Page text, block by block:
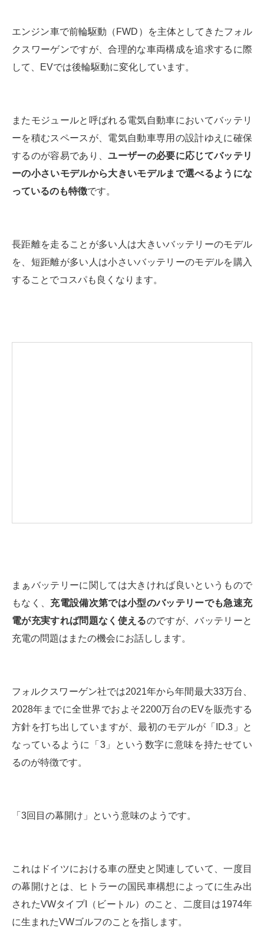
エンジン車で前輪駆動（FWD）を主体としてきたフォル
クスワーゲンですが、合理的な車両構成を追求するに際
して、EVでは後輪駆動に変化しています。
またモジュールと呼ばれる電気自動車においてバッテリ
ーを積むスペースが、電気自動車専用の設計ゆえに確保
するのが容易であり、ユーザーの必要に応じてバッテリ
ーの小さいモデルから大きいモデルまで選べるようにな
っているのも特徴です。
長距離を走ることが多い人は大きいバッテリーのモデル
を、短距離が多い人は小さいバッテリーのモデルを購入
することでコスパも良くなります。
まぁバッテリーに関しては大きければ良いというもので
もなく、 充電設備次第では小型のバッテリーでも急速充
電が充実すれば問題なく使えるのですが、バッテリーと
充電の問題はまたの機会にお話しします。
フォルクスワーゲン社では2021年から年間最大33万台、
2028年までに全世界でおよそ2200万台のEVを販売する
方針を打ち出していますが、最初のモデルが「ID.3」と
なっているように「3」という数字に意味を持たせてい
るのが特徴です。
「3回目の幕開け」という意味のようです。
これはドイツにおける車の歴史と関連していて、一度目
の幕開けとは、ヒトラーの国民車構想によってに生み出
されたVWタイプI（ビートル）のこと、二度目は1974年
に生まれたVWゴルフのことを指します。